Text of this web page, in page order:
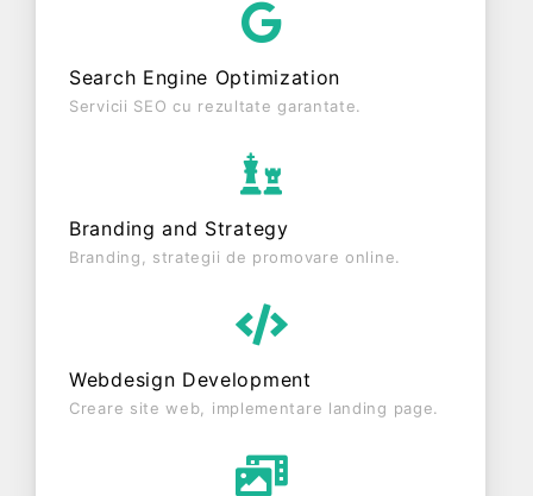
este o entitate inactiva din punct de vedere fiscal
plătitoare de TVA.
Search Engine Optimization
Servicii SEO cu rezultate garantate.
Branding and Strategy
Branding, strategii de promovare online.
Webdesign Development
Creare site web, implementare landing page.